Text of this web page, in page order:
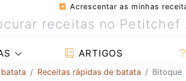
Acrescentar as minhas
ARTIGOS
Receitas rápidas de batata Bitoque